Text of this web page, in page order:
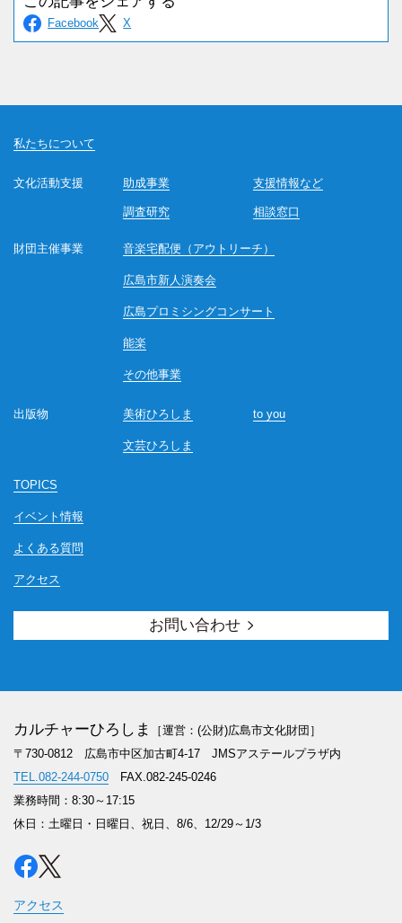
私たちについて
文化活動支援 助成事業
調査研究 相談窓口
支援情報など
財団主催事業 音楽宅配便（アウトリーチ）
広島市新人演奏会
広島プロミシングコンサート
能楽
その他事業
出版物 美術ひろしま
文芸ひろしま
to you
TOPICS
イベント情報
よくある質問
アクセス
お問い合わせ
カルチャーひろしま
［運営：(公財)広島市文化財団］
〒730-0812 広島市中区加古町4-17 JMSアステールプラザ内
TEL.082-244-0750FAX.082-245-0246
業務時間：8:30～17:15
休日：土曜日・日曜日、祝日、8/6、12/29～1/3
アクセス